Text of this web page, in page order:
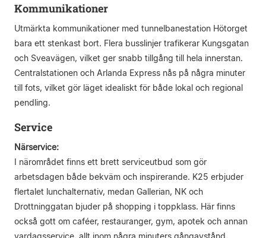
Kommunikationer
Utmärkta kommunikationer med tunnelbanestation Hötorget
bara ett stenkast bort. Flera busslinjer trafikerar Kungsgatan
och Sveavägen, vilket ger snabb tillgång till hela innerstan.
Centralstationen och Arlanda Express nås på några minuter
till fots, vilket gör läget idealiskt för både lokal och regional
pendling.
Service
Närservice:
I närområdet finns ett brett serviceutbud som gör
arbetsdagen både bekväm och inspirerande. K25 erbjuder
flertalet lunchalternativ, medan Gallerian, NK och
Drottninggatan bjuder på shopping i toppklass. Här finns
också gott om caféer, restauranger, gym, apotek och annan
vardagsservice, allt inom några minuters gångavstånd.